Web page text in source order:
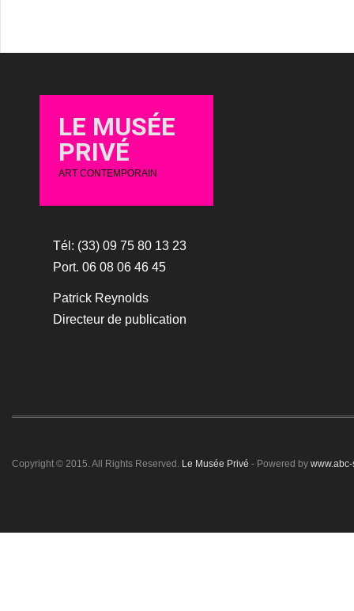
LE MUSÉE
PRIVÉ
ART CONTEMPORAIN
Tél: (33) 09 75 80 13 23
Port. 06 08 06 46 45
Patrick Reynolds
Directeur de publication
Copyright © 2015. All Rights Reserved. Le Musée Privé - Powered by